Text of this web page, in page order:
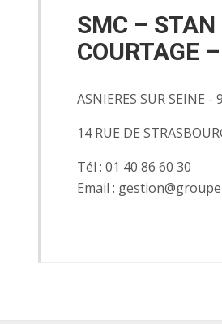
SMC –
COURTAGE
ASNIERES SUR SEINE -
14 RUE DE
Tél : 01 40 86 60 30
Email :